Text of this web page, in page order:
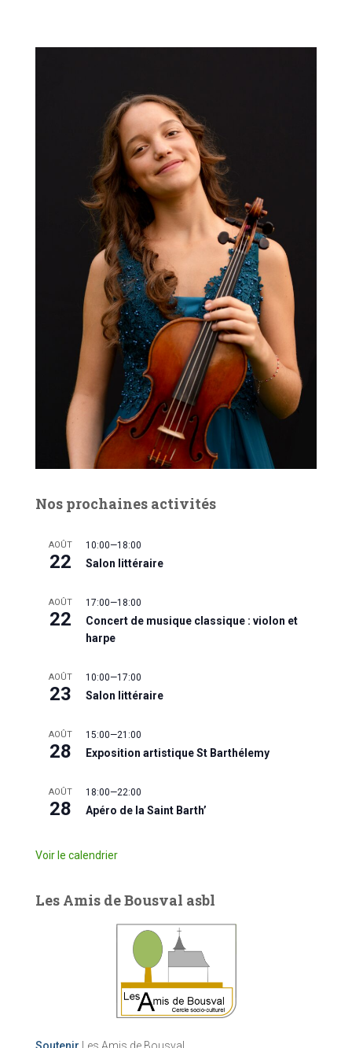
Nos prochaines activités
AOÛT
22
10:00—18:00
Salon littéraire
AOÛT
22
17:00—18:00
Concert de musique classique : violon et
harpe
AOÛT
23
10:00—17:00
Salon littéraire
AOÛT
28
15:00—21:00
Exposition artistique St Barthélemy
AOÛT
28
18:00—22:00
Apéro de la Saint Barth’
Voir le calendrier
Les Amis de Bousval asbl